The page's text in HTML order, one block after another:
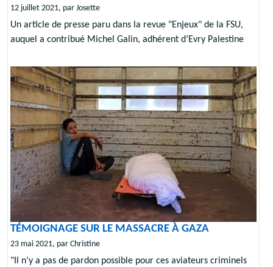
12 juillet 2021, par Josette
Un article de presse paru dans la revue "Enjeux" de la FSU,
auquel a contribué Michel Galin, adhérent d’Evry Palestine
TÉMOIGNAGE SUR LE MASSACRE À GAZA
23 mai 2021, par Christine
"Il n’y a pas de pardon possible pour ces aviateurs criminels